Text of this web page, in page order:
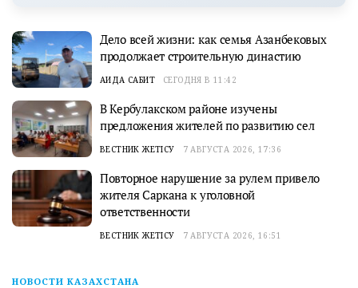
Дело всей жизни: как семья Азанбековых
продолжает строительную династию
АИДА САБИТ СЕГОДНЯ В 11:42
В Кербулакском районе изучены
предложения жителей по развитию сел
ВЕСТНИК ЖЕТІСУ 7 АВГУСТА 2026, 17:36
Повторное нарушение за рулем привело
жителя Саркана к уголовной
ответственности
ВЕСТНИК ЖЕТІСУ 7 АВГУСТА 2026, 16:51
НОВОСТИ КАЗАХСТАНА